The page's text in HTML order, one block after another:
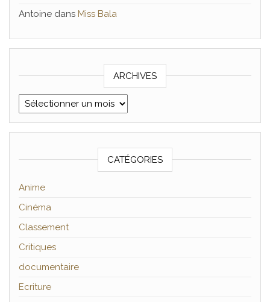
Antoine dans Miss Bala
ARCHIVES
Archives
CATÉGORIES
Anime
Cinéma
Classement
Critiques
documentaire
Ecriture